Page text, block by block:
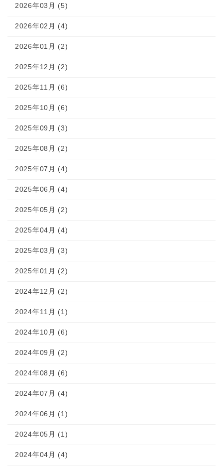
2026年03月 (5)
2026年02月 (4)
2026年01月 (2)
2025年12月 (2)
2025年11月 (6)
2025年10月 (6)
2025年09月 (3)
2025年08月 (2)
2025年07月 (4)
2025年06月 (4)
2025年05月 (2)
2025年04月 (4)
2025年03月 (3)
2025年01月 (2)
2024年12月 (2)
2024年11月 (1)
2024年10月 (6)
2024年09月 (2)
2024年08月 (6)
2024年07月 (4)
2024年06月 (1)
2024年05月 (1)
2024年04月 (4)